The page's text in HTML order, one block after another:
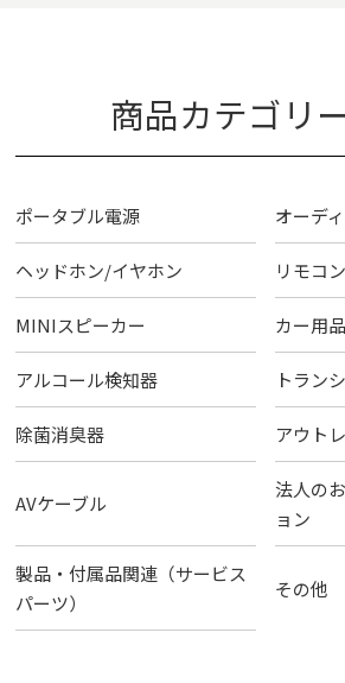
商品カテゴリ
ポータブル電源 オーデ
ヘッドホン/イヤホン リモコン
MINIスピーカー カー用品
アルコール検知器 トラン
除菌消臭器 アウト
AVケーブル
法人の
ョン
製品・付属品関連（サービス
パーツ）
その他